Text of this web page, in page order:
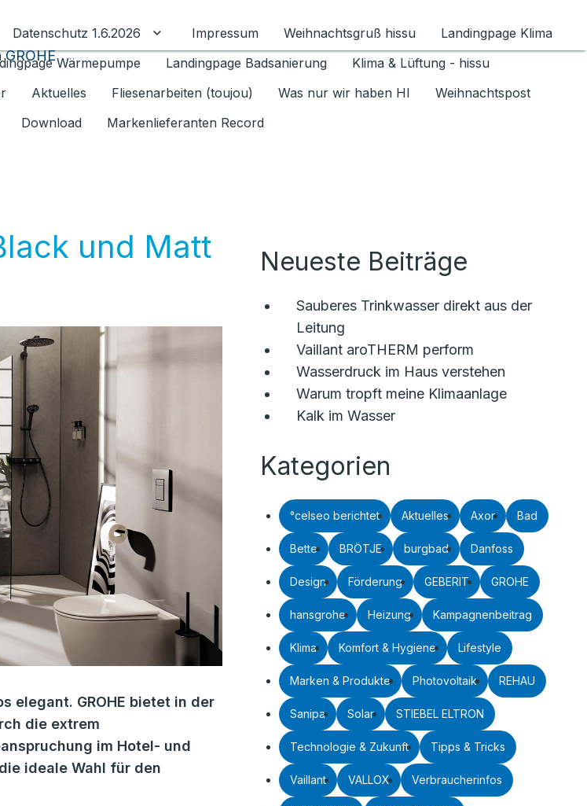
für Ratgeber umschalten
Datenschutz 1.6.2026 Untermenü für Datenschutz 1.6.2026 umschalten
Impressum Weihnachtsgruß hissu
Landingpage Klima
Wärmepumpe Landingpage Badsanierung
Klima & Lüftung - hissu
Aktuelles Fliesenarbeiten (toujou) Was nur wir haben HI
Weihnachtspost
Download Markenlieferanten Record
und Matt
elegant. GROHE bietet in der
die extrem
im Hotel- und
ideale Wahl für den
Neueste Beiträge
Sauberes Trinkwasser direkt aus der
Leitung
Vaillant aroTHERM perform
Wasserdruck im Haus verstehen
Warum tropft meine Klimaanlage
Kalk im Wasser
Kategorien
°celseo berichtet Aktuelles Axor Bad
Bette BRÖTJE burgbad Danfoss
Design Förderung GEBERIT GROHE
hansgrohe Heizung Kampagnenbeitrag
Klima Komfort & Hygiene Lifestyle
Marken & Produkte Photovoltaik REHAU
Sanipa Solar STIEBEL ELTRON
Technologie & Zukunft Tipps & Tricks
Vaillant VALLOX Verbraucherinfos